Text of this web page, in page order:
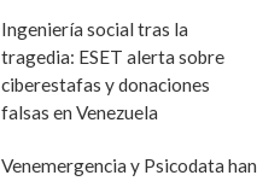
Ingeniería social tras la
tragedia: ESET alerta sobre
ciberestafas y donaciones
falsas en Venezuela
Venemergencia y Psicodata han